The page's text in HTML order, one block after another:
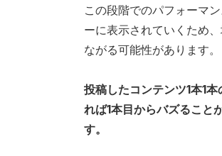
この段階でのパフォーマ
ーに表示されていくため
ながる可能性があります。
投稿したコンテンツ1本1
れば1本目からバズること
す。